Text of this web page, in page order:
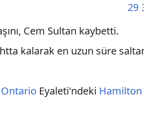
29
Cem Sultan kaybetti.
kalarak en uzun süre
Ontario Eyaleti'ndeki Hamilton